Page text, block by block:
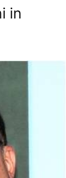
in